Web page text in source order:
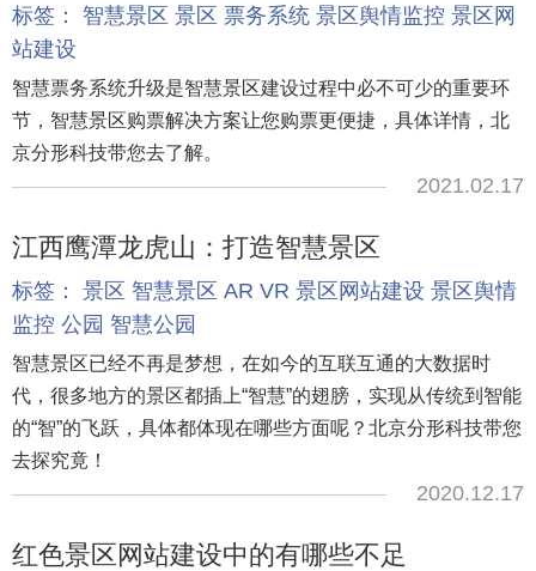
标签： 智慧景区 景区 票务系统 景区舆情监控 景区网
站建设
智慧票务系统升级是智慧景区建设过程中必不可少的重要环
节，智慧景区购票解决方案让您购票更便捷，具体详情，北
京分形科技带您去了解。
2021.02.17
江西鹰潭龙虎山：打造智慧景区
标签： 景区 智慧景区 AR VR 景区网站建设 景区舆情
监控 公园 智慧公园
智慧景区已经不再是梦想，在如今的互联互通的大数据时
代，很多地方的景区都插上“智慧”的翅膀，实现从传统到智能
的“智”的飞跃，具体都体现在哪些方面呢？北京分形科技带您
去探究竟！
2020.12.17
红色景区网站建设中的有哪些不足